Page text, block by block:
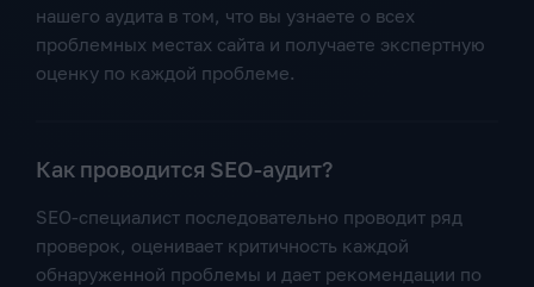
нашего аудита в том, что вы узнаете о всех
проблемных местах сайта и получаете экспертную
оценку по каждой проблеме.
Как проводится SEO-аудит?
SEO-специалист последовательно проводит ряд
проверок, оценивает критичность каждой
обнаруженной проблемы и дает рекомендации по